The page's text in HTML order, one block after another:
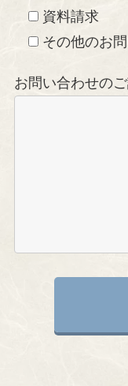
資料請求
その他のお
お問い合わせの